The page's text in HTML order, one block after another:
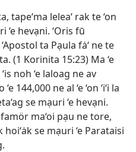
tape‘ma lelea‘ rak te ‘on
‘e hevạni. ‘Oris fū
ta Pạula fȧ‘ ne te
(1 Korinita 15:23) Ma ‘e
noh ‘e laloag ne av
144,000 ne al ‘e ‘on ‘i‘i la
se mạuri ‘e hevạni.
ma‘oi pạu ne tore,
hoi‘ȧk se mạuri ‘e Parataisi